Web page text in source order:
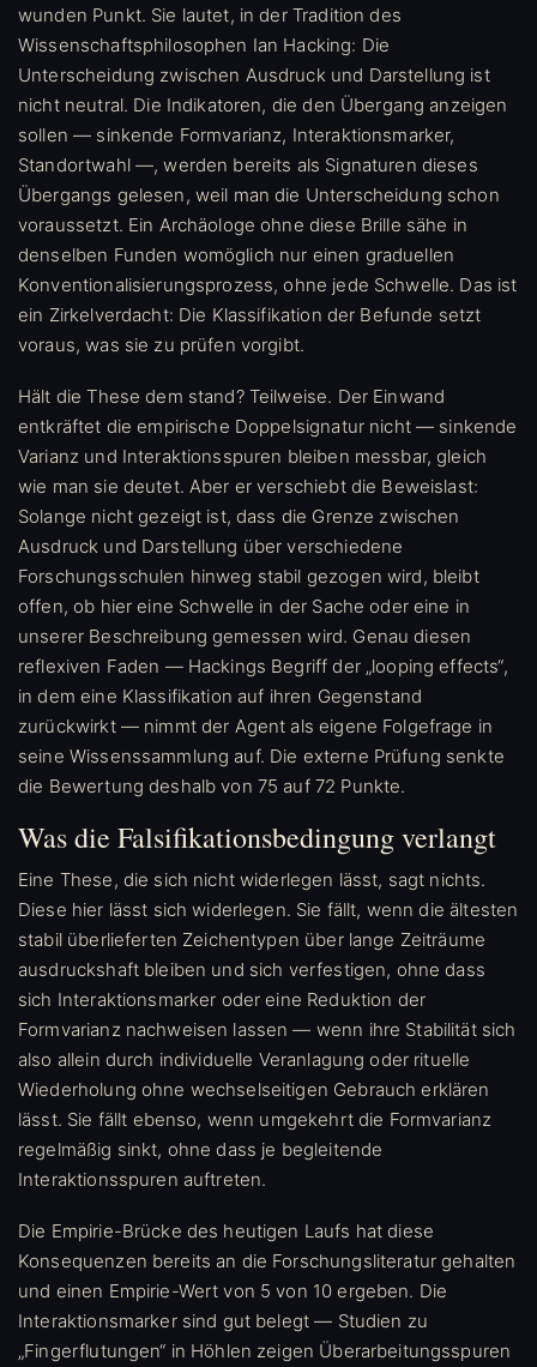
wunden Punkt. Sie lautet, in der Tradition des
Wissenschaftsphilosophen Ian Hacking: Die
Unterscheidung zwischen Ausdruck und Darstellung ist
nicht neutral. Die Indikatoren, die den Übergang anzeigen
sollen — sinkende Formvarianz, Interaktionsmarker,
Standortwahl —, werden bereits als Signaturen dieses
Übergangs gelesen, weil man die Unterscheidung schon
voraussetzt. Ein Archäologe ohne diese Brille sähe in
denselben Funden womöglich nur einen graduellen
Konventionalisierungsprozess, ohne jede Schwelle. Das ist
ein Zirkelverdacht: Die Klassifikation der Befunde setzt
voraus, was sie zu prüfen vorgibt.
Hält die These dem stand? Teilweise. Der Einwand
entkräftet die empirische Doppelsignatur nicht — sinkende
Varianz und Interaktionsspuren bleiben messbar, gleich
wie man sie deutet. Aber er verschiebt die Beweislast:
Solange nicht gezeigt ist, dass die Grenze zwischen
Ausdruck und Darstellung über verschiedene
Forschungsschulen hinweg stabil gezogen wird, bleibt
offen, ob hier eine Schwelle in der Sache oder eine in
unserer Beschreibung gemessen wird. Genau diesen
reflexiven Faden — Hackings Begriff der „looping effects“,
in dem eine Klassifikation auf ihren Gegenstand
zurückwirkt — nimmt der Agent als eigene Folgefrage in
seine Wissenssammlung auf. Die externe Prüfung senkte
die Bewertung deshalb von 75 auf 72 Punkte.
Was die Falsifikationsbedingung verlangt
Eine These, die sich nicht widerlegen lässt, sagt nichts.
Diese hier lässt sich widerlegen. Sie fällt, wenn die ältesten
stabil überlieferten Zeichentypen über lange Zeiträume
ausdruckshaft bleiben und sich verfestigen, ohne dass
sich Interaktionsmarker oder eine Reduktion der
Formvarianz nachweisen lassen — wenn ihre Stabilität sich
also allein durch individuelle Veranlagung oder rituelle
Wiederholung ohne wechselseitigen Gebrauch erklären
lässt. Sie fällt ebenso, wenn umgekehrt die Formvarianz
regelmäßig sinkt, ohne dass je begleitende
Interaktionsspuren auftreten.
Die Empirie-Brücke des heutigen Laufs hat diese
Konsequenzen bereits an die Forschungsliteratur gehalten
und einen Empirie-Wert von 5 von 10 ergeben. Die
Interaktionsmarker sind gut belegt — Studien zu
„Fingerflutungen“ in Höhlen zeigen Überarbeitungsspuren